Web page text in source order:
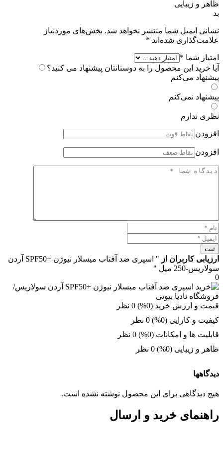
ظاهر و زیبایی
بد
نشانی ایمیل شما منتشر نخواهد شد. بخش‌های موردنیاز
علامت‌گذاری شده‌اند *
امتیاز شما *
آیا خرید این محصول را به دوستانتان پیشنهاد می کنید؟
پیشنهاد می‌کنم
پیشنهاد نمی‌کنم
نظری ندارم
افزودن
افزودن
ثبت
ارزیابی کاربران از
" اسپری ضد آفتاب میسلار نیوژن +SPF50 آردن
سولاریس-250 میل "
0
قیمت و ارزش خرید (0%)
0 نظر
کیفیت و کارایی (0%)
0 نظر
قابلیت ها و امکانات (0%)
0 نظر
ظاهر و زیبایی (0%)
0 نظر
دیدگاهها
هیچ دیدگاهی برای این محصول نوشته نشده است.
راهنمای خرید و ارسال